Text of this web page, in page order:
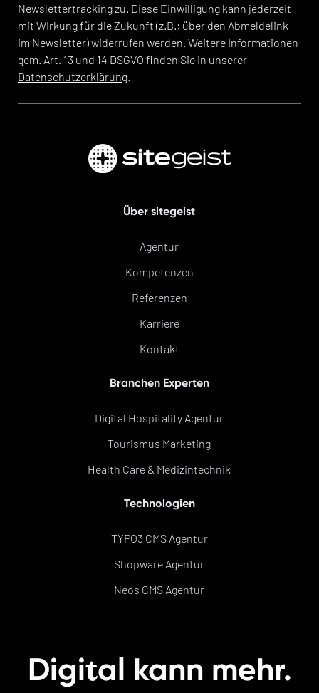
Newslettertracking zu. Diese Einwilligung kann jederzeit
mit Wirkung für die Zukunft (z.B.: über den Abmeldelink
im Newsletter) widerrufen werden. Weitere Informationen
gem. Art. 13 und 14 DSGVO finden Sie in unserer
Datenschutzerklärung.
Über sitegeist
Agentur
Kompetenzen
Referenzen
Karriere
Kontakt
Branchen Experten
Digital Hospitality Agentur
Tourismus Marketing
Health Care & Medizintechnik
Technologien
TYPO3 CMS Agentur
Shopware Agentur
Neos CMS Agentur
Digital kann mehr.